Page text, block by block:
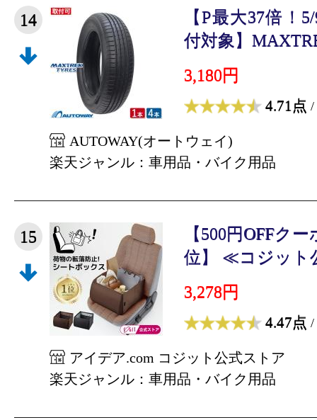
14
【P最大37倍！
付対象】
3,180円
4.71点 /
AUTOWAY(オートウェイ)
楽天ジャンル：車用品・バイク用品
15
【500円OFFク
位】 ≪コジット
3,278円
4.47点 /
アイデア.com コジット公式ストア
楽天ジャンル：車用品・バイク用品